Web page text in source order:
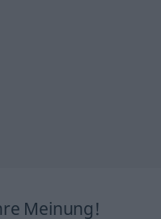
Meinung!